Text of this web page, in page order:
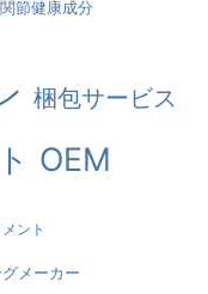
関節健康成分
梱包サービス
OEM
ント
メーカー